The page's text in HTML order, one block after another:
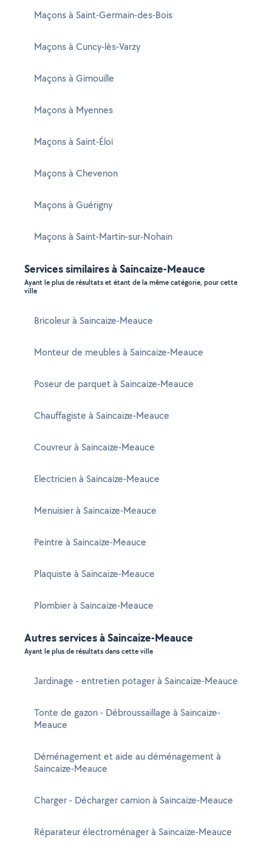
Maçons à Saint-Germain-des-Bois
Maçons à Cuncy-lès-Varzy
Maçons à Gimouille
Maçons à Myennes
Maçons à Saint-Éloi
Maçons à Chevenon
Maçons à Guérigny
Maçons à Saint-Martin-sur-Nohain
Services similaires à Saincaize-Meauce
Ayant le plus de résultats et étant de la même catégorie, pour cette
ville
Bricoleur à Saincaize-Meauce
Monteur de meubles à Saincaize-Meauce
Poseur de parquet à Saincaize-Meauce
Chauffagiste à Saincaize-Meauce
Couvreur à Saincaize-Meauce
Electricien à Saincaize-Meauce
Menuisier à Saincaize-Meauce
Peintre à Saincaize-Meauce
Plaquiste à Saincaize-Meauce
Plombier à Saincaize-Meauce
Autres services à Saincaize-Meauce
Ayant le plus de résultats dans cette ville
Jardinage - entretien potager à Saincaize-Meauce
Tonte de gazon - Débroussaillage à Saincaize-
Meauce
Déménagement et aide au déménagement à
Saincaize-Meauce
Charger - Décharger camion à Saincaize-Meauce
Réparateur électroménager à Saincaize-Meauce